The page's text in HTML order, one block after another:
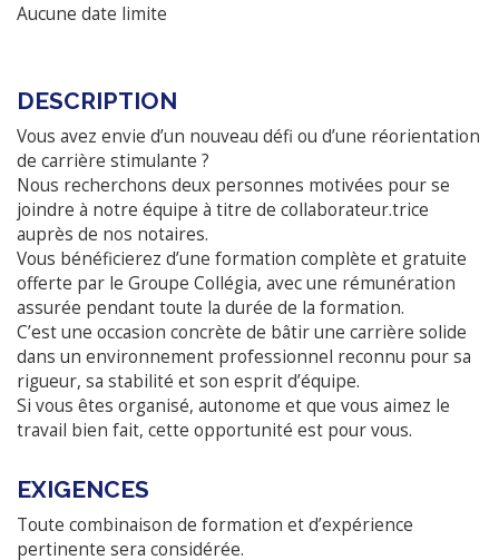
Aucune date limite
DESCRIPTION
Vous avez envie d’un nouveau défi ou d’une réorientation
de carrière stimulante ?
Nous recherchons deux personnes motivées pour se
joindre à notre équipe à titre de collaborateur.trice
auprès de nos notaires.
Vous bénéficierez d’une formation complète et gratuite
offerte par le Groupe Collégia, avec une rémunération
assurée pendant toute la durée de la formation.
C’est une occasion concrète de bâtir une carrière solide
dans un environnement professionnel reconnu pour sa
rigueur, sa stabilité et son esprit d’équipe.
Si vous êtes organisé, autonome et que vous aimez le
travail bien fait, cette opportunité est pour vous.
EXIGENCES
Toute combinaison de formation et d’expérience
pertinente sera considérée.